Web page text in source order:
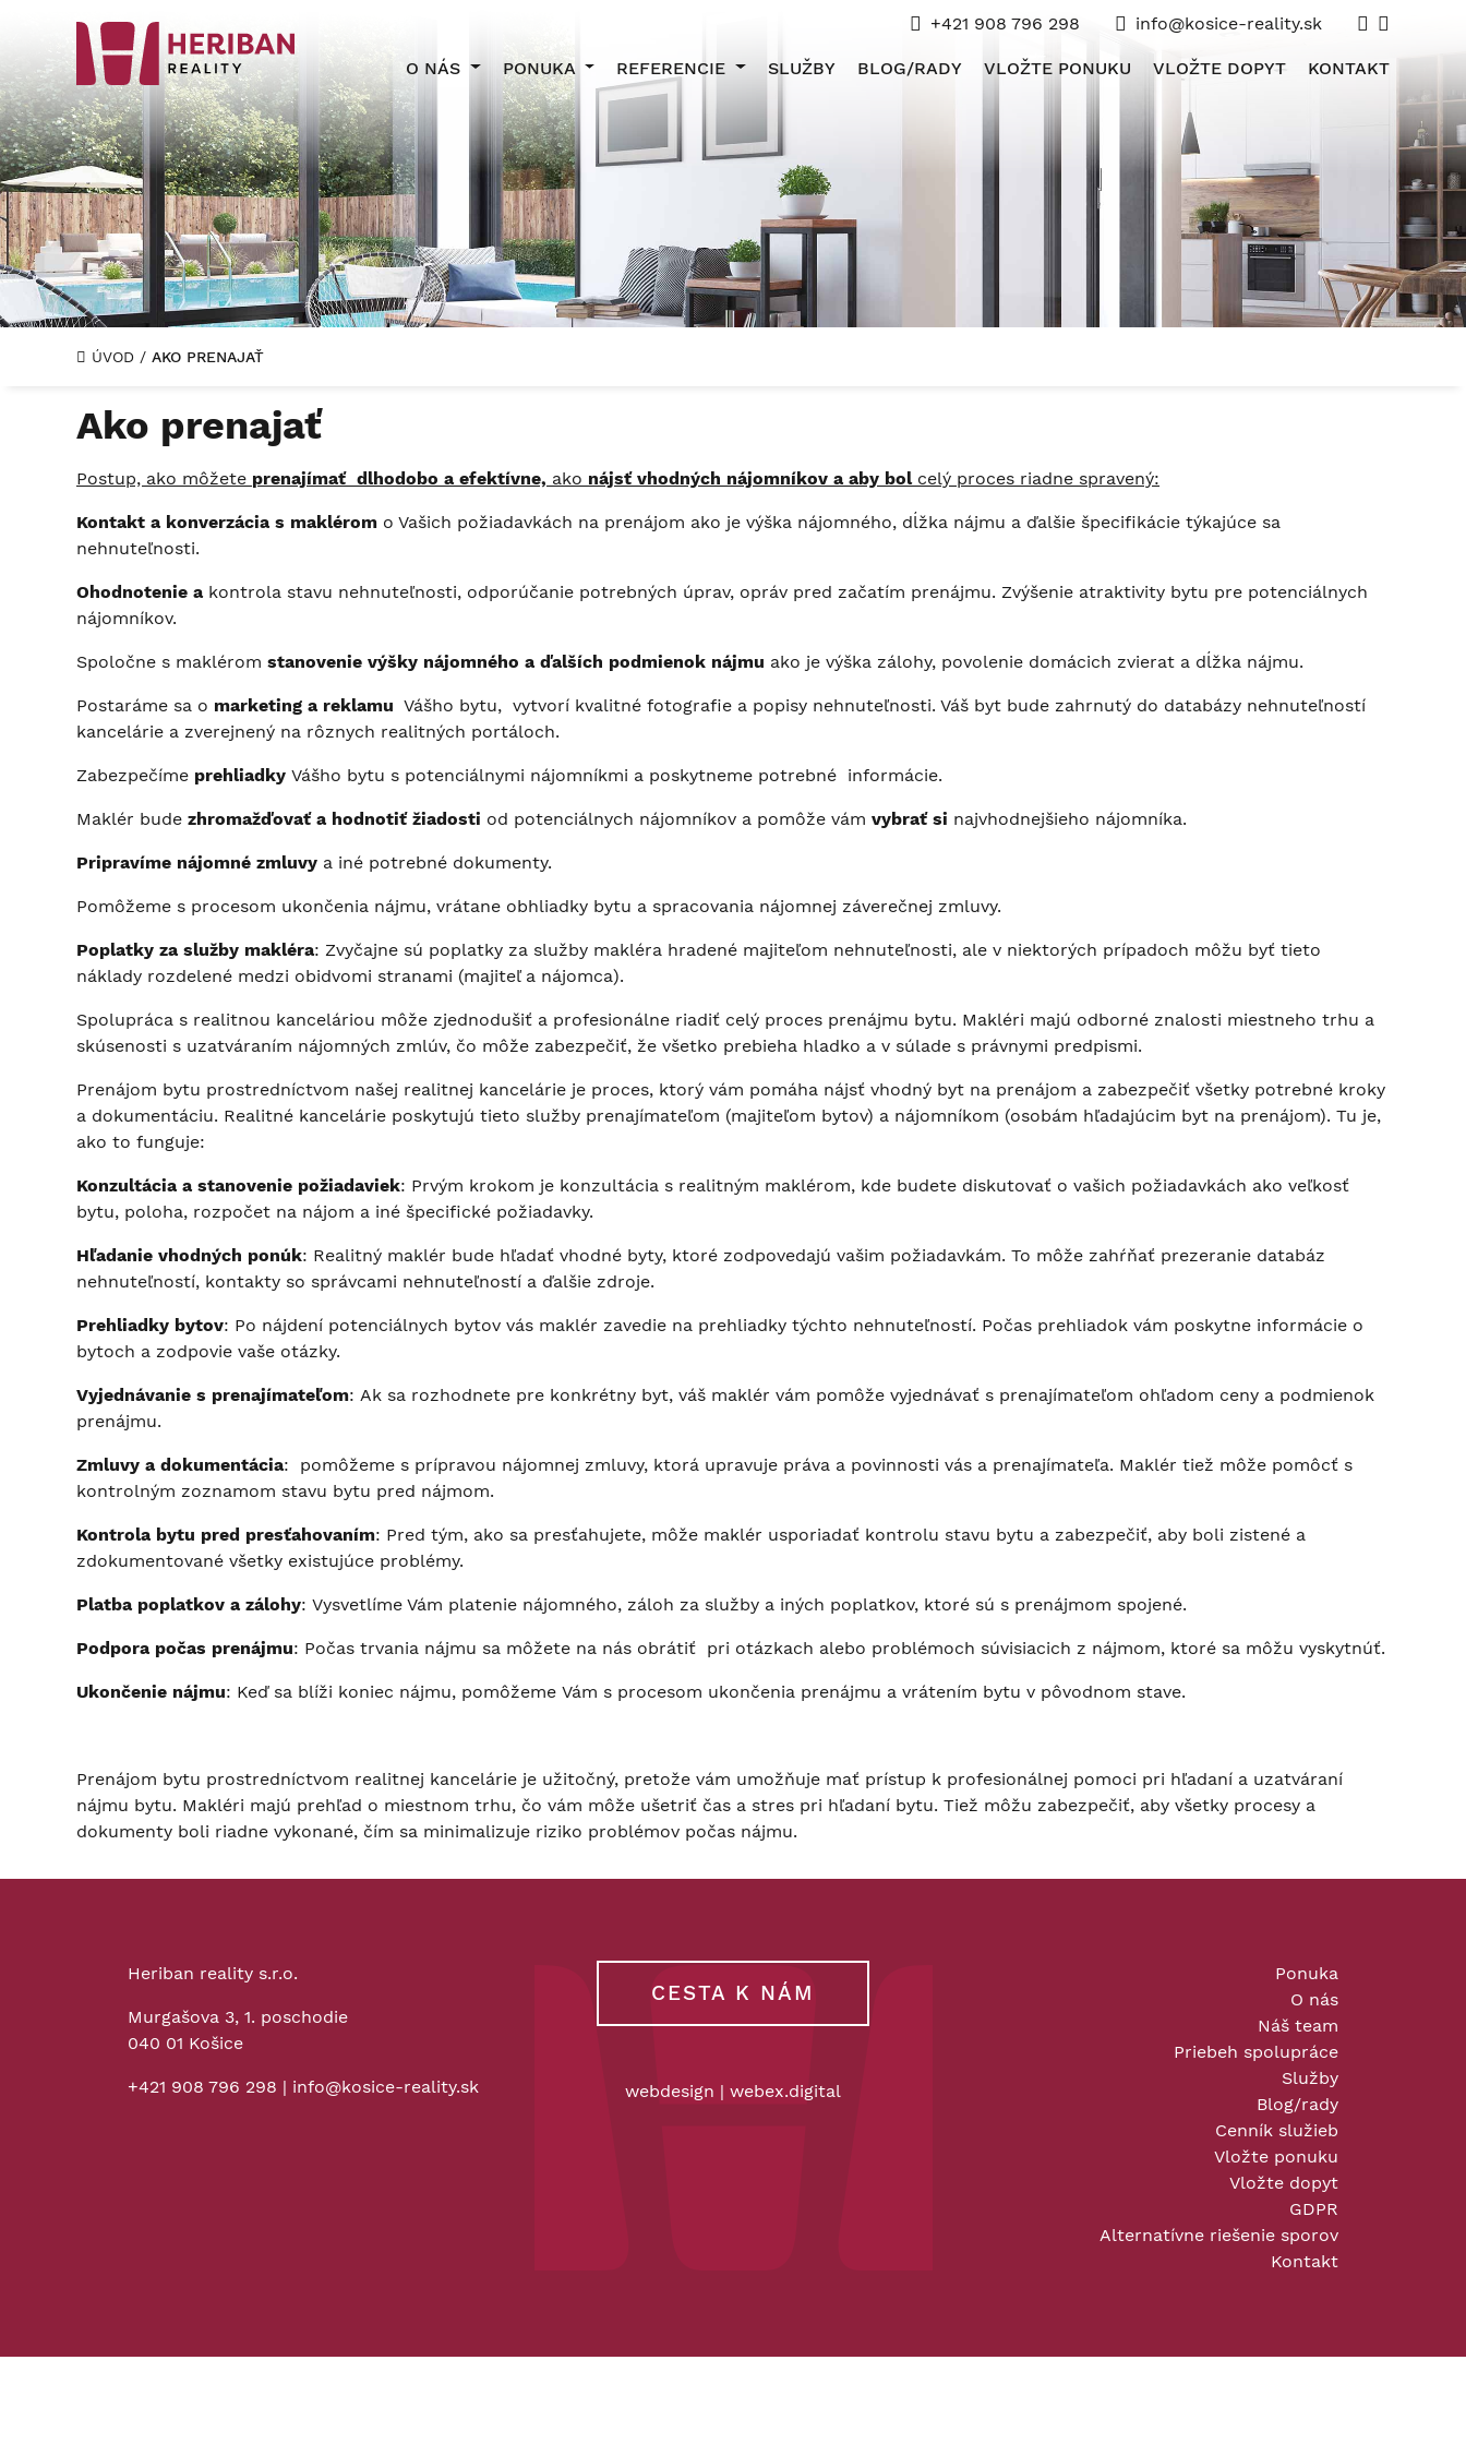
+421 908 796 298 info@kosice-reality.sk
O NÁS PONUKA REFERENCIE SLUŽBY BLOG/RADY VLOŽTE PONUKU VLOŽTE DOPYT KONTAKT
ÚVOD / AKO PRENAJAŤ
Ako prenajať
Postup, ako môžete prenajímať dlhodobo a efektívne, ako nájsť vhodných nájomníkov a aby bol celý proces riadne spravený:
Kontakt a konverzácia s maklérom o Vašich požiadavkách na prenájom ako je výška nájomného, dĺžka nájmu a ďalšie špecifikácie týkajúce sa
nehnuteľnosti.
Ohodnotenie a kontrola stavu nehnuteľnosti, odporúčanie potrebných úprav, opráv pred začatím prenájmu. Zvýšenie atraktivity bytu pre potenciálnych
nájomníkov.
Spoločne s maklérom stanovenie výšky nájomného a ďalších podmienok nájmu ako je výška zálohy, povolenie domácich zvierat a dĺžka nájmu.
Postaráme sa o marketing a reklamu Vášho bytu, vytvorí kvalitné fotografie a popisy nehnuteľnosti. Váš byt bude zahrnutý do databázy nehnuteľností
kancelárie a zverejnený na rôznych realitných portáloch.
Zabezpečíme prehliadky Vášho bytu s potenciálnymi nájomníkmi a poskytneme potrebné informácie.
Maklér bude zhromažďovať a hodnotiť žiadosti od potenciálnych nájomníkov a pomôže vám vybrať si najvhodnejšieho nájomníka.
Pripravíme nájomné zmluvy a iné potrebné dokumenty.
Pomôžeme s procesom ukončenia nájmu, vrátane obhliadky bytu a spracovania nájomnej záverečnej zmluvy.
Poplatky za služby makléra: Zvyčajne sú poplatky za služby makléra hradené majiteľom nehnuteľnosti, ale v niektorých prípadoch môžu byť tieto
náklady rozdelené medzi obidvomi stranami (majiteľ a nájomca).
Spolupráca s realitnou kanceláriou môže zjednodušiť a profesionálne riadiť celý proces prenájmu bytu. Makléri majú odborné znalosti miestneho trhu a
skúsenosti s uzatváraním nájomných zmlúv, čo môže zabezpečiť, že všetko prebieha hladko a v súlade s právnymi predpismi.
Prenájom bytu prostredníctvom našej realitnej kancelárie je proces, ktorý vám pomáha nájsť vhodný byt na prenájom a zabezpečiť všetky potrebné kroky
a dokumentáciu. Realitné kancelárie poskytujú tieto služby prenajímateľom (majiteľom bytov) a nájomníkom (osobám hľadajúcim byt na prenájom). Tu je,
ako to funguje:
Konzultácia a stanovenie požiadaviek: Prvým krokom je konzultácia s realitným maklérom, kde budete diskutovať o vašich požiadavkách ako veľkosť
bytu, poloha, rozpočet na nájom a iné špecifické požiadavky.
Hľadanie vhodných ponúk: Realitný maklér bude hľadať vhodné byty, ktoré zodpovedajú vašim požiadavkám. To môže zahŕňať prezeranie databáz
nehnuteľností, kontakty so správcami nehnuteľností a ďalšie zdroje.
Prehliadky bytov: Po nájdení potenciálnych bytov vás maklér zavedie na prehliadky týchto nehnuteľností. Počas prehliadok vám poskytne informácie o
bytoch a zodpovie vaše otázky.
Vyjednávanie s prenajímateľom: Ak sa rozhodnete pre konkrétny byt, váš maklér vám pomôže vyjednávať s prenajímateľom ohľadom ceny a podmienok
prenájmu.
Zmluvy a dokumentácia: pomôžeme s prípravou nájomnej zmluvy, ktorá upravuje práva a povinnosti vás a prenajímateľa. Maklér tiež môže pomôcť s
kontrolným zoznamom stavu bytu pred nájmom.
Kontrola bytu pred presťahovaním: Pred tým, ako sa presťahujete, môže maklér usporiadať kontrolu stavu bytu a zabezpečiť, aby boli zistené a
zdokumentované všetky existujúce problémy.
Platba poplatkov a zálohy: Vysvetlíme Vám platenie nájomného, záloh za služby a iných poplatkov, ktoré sú s prenájmom spojené.
Podpora počas prenájmu: Počas trvania nájmu sa môžete na nás obrátiť pri otázkach alebo problémoch súvisiacich z nájmom, ktoré sa môžu vyskytnúť.
Ukončenie nájmu: Keď sa blíži koniec nájmu, pomôžeme Vám s procesom ukončenia prenájmu a vrátením bytu v pôvodnom stave.
Prenájom bytu prostredníctvom realitnej kancelárie je užitočný, pretože vám umožňuje mať prístup k profesionálnej pomoci pri hľadaní a uzatváraní
nájmu bytu. Makléri majú prehľad o miestnom trhu, čo vám môže ušetriť čas a stres pri hľadaní bytu. Tiež môžu zabezpečiť, aby všetky procesy a
dokumenty boli riadne vykonané, čím sa minimalizuje riziko problémov počas nájmu.
Heriban reality s.r.o.
Murgašova 3, 1. poschodie
040 01 Košice
+421 908 796 298 | info@kosice-reality.sk
Ponuka
O nás
Náš team
Priebeh spolupráce
Služby
Blog/rady
Cenník služieb
Vložte ponuku
Vložte dopyt
GDPR
Alternatívne riešenie sporov
Kontakt
CESTA K NÁM
webdesign | webex.digital